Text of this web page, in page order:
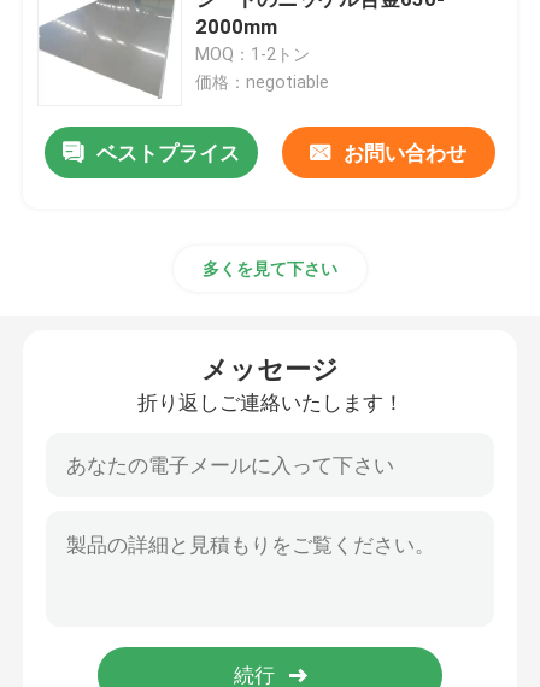
インコロイ800H
インコロイ800HT
モネル合金 400
2000mm
MOQ：1-2トン
価格：negotiable
ベストプライス お問い合わせ
多くを見て下さい
メッセージ
折り返しご連絡いたします！